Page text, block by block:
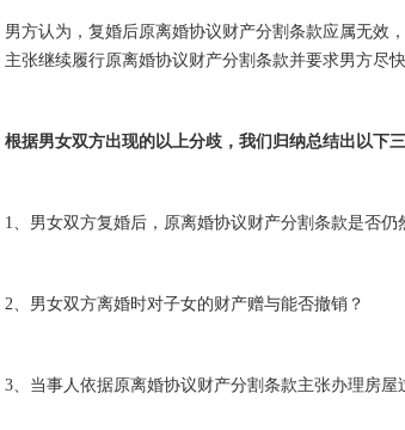
男方认为，复婚后原离婚协议财产分割条款应属无效
主张继续履行原离婚协议财产分割条款并要求男方尽
根据男女双方出现的以上分歧，我们归纳总结出以下
1、男女双方复婚后，原离婚协议财产分割条款是否仍
2、男女双方离婚时对子女的财产赠与能否撤销？
3、当事人依据原离婚协议财产分割条款主张办理房屋